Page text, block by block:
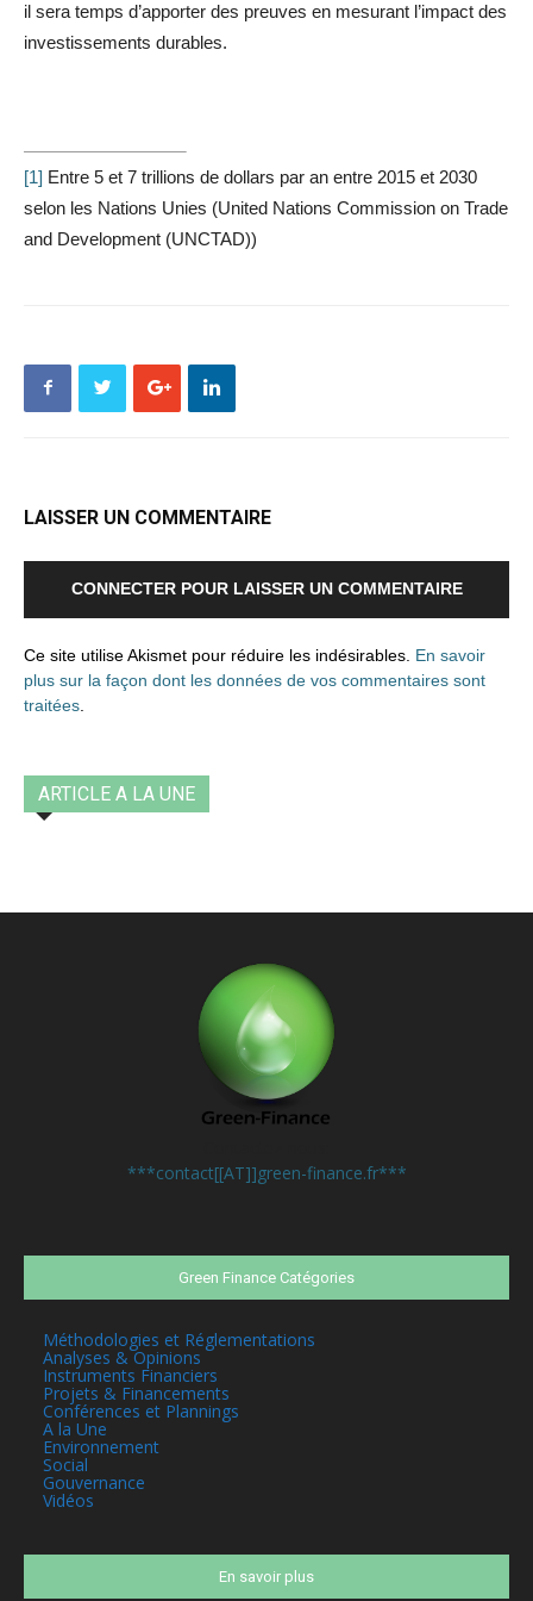
il sera temps d’apporter des preuves en mesurant l’impact des
investissements durables.
[1] Entre 5 et 7 trillions de dollars par an entre 2015 et 2030
selon les Nations Unies (United Nations Commission on Trade
and Development (UNCTAD))
LAISSER UN COMMENTAIRE
CONNECTER POUR LAISSER UN COMMENTAIRE
Ce site utilise Akismet pour réduire les indésirables. En savoir
plus sur la façon dont les données de vos commentaires sont
traitées
ARTICLE A LA UNE
***contact[[AT]]green-finance.fr***
Green Finance Catégories
Méthodologies et Réglementations
Analyses & Opinions
Instruments Financiers
Projets & Financements
Conférences et Plannings
A la Une
Environnement
Social
Gouvernance
Vidéos
En savoir plus